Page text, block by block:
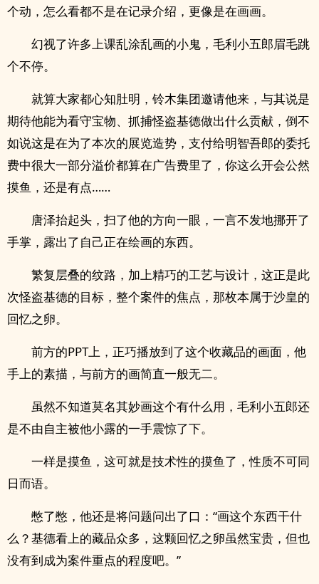
个动，怎么看都不是在记录介绍，更像是在画画。
幻视了许多上课乱涂乱画的小鬼，毛利小五郎眉毛跳
个不停。
就算大家都心知肚明，铃木集团邀请他来，与其说是
期待他能为看守宝物、抓捕怪盗基德做出什么贡献，倒不
如说这是在为了本次的展览造势，支付给明智吾郎的委托
费中很大一部分溢价都算在广告费里了，你这么开会公然
摸鱼，还是有点……
唐泽抬起头，扫了他的方向一眼，一言不发地挪开了
手掌，露出了自己正在绘画的东西。
繁复层叠的纹路，加上精巧的工艺与设计，这正是此
次怪盗基德的目标，整个案件的焦点，那枚本属于沙皇的
回忆之卵。
前方的PPT上，正巧播放到了这个收藏品的画面，他
手上的素描，与前方的画简直一般无二。
虽然不知道莫名其妙画这个有什么用，毛利小五郎还
是不由自主被他小露的一手震惊了下。
一样是摸鱼，这可就是技术性的摸鱼了，性质不可同
日而语。
憋了憋，他还是将问题问出了口：“画这个东西干什
么？基德看上的藏品众多，这颗回忆之卵虽然宝贵，但也
没有到成为案件重点的程度吧。”